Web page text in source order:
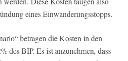
eines Einwanderungsstopps.
betragen die Kosten in den
des BIP. Es ist anzunehmen, dass